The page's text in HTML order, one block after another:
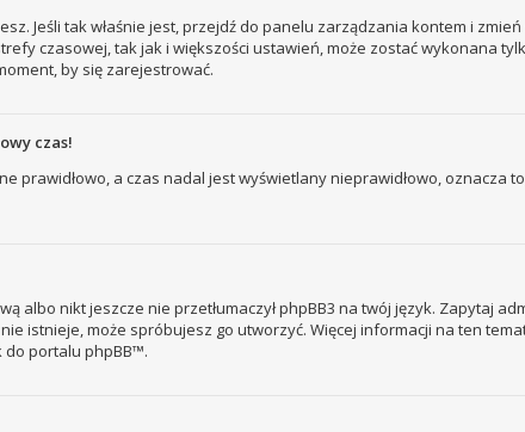
Jeśli tak właśnie jest, przejdź do panelu zarządzania kontem i
czasowej, tak jak i większości ustawień, może zostać wykonana
by się zarejestrować.
czas!
prawidłowo, a czas nadal jest wyświetlany nieprawidłowo, oznacza
albo nikt jeszcze nie przetłumaczył phpBB3 na twój język. Zapytaj
istnieje, może spróbujesz go utworzyć. Więcej informacji na ten
portalu phpBB™.